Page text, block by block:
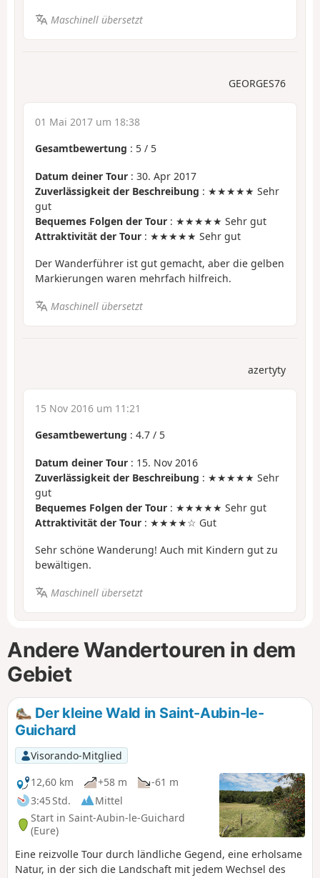
Maschinell übersetzt
GEORGES76
01 Mai 2017 um 18:38
Gesamtbewertung : 5 / 5
Datum deiner Tour : 30. Apr 2017
Zuverlässigkeit der Beschreibung : ★★★★★ Sehr
gut
Bequemes Folgen der Tour : ★★★★★ Sehr gut
Attraktivität der Tour : ★★★★★ Sehr gut
Der Wanderführer ist gut gemacht, aber die gelben
Markierungen waren mehrfach hilfreich.
Maschinell übersetzt
azertyty
15 Nov 2016 um 11:21
Gesamtbewertung : 4.7 / 5
Datum deiner Tour : 15. Nov 2016
Zuverlässigkeit der Beschreibung : ★★★★★ Sehr
gut
Bequemes Folgen der Tour : ★★★★★ Sehr gut
Attraktivität der Tour : ★★★★☆ Gut
Sehr schöne Wanderung! Auch mit Kindern gut zu
bewältigen.
Maschinell übersetzt
Andere Wandertouren in dem
Gebiet
Der kleine Wald in Saint-Aubin-le-
Guichard
Visorando-Mitglied
12,60 km
+58 m
-61 m
3:45 Std.
Mittel
Start in Saint-Aubin-le-Guichard
(Eure)
Eine reizvolle Tour durch ländliche Gegend, eine erholsame
Natur, in der sich die Landschaft mit jedem Wechsel des